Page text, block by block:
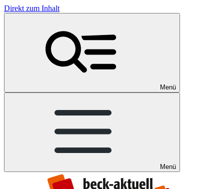
Direkt zum Inhalt
Menü
Menü